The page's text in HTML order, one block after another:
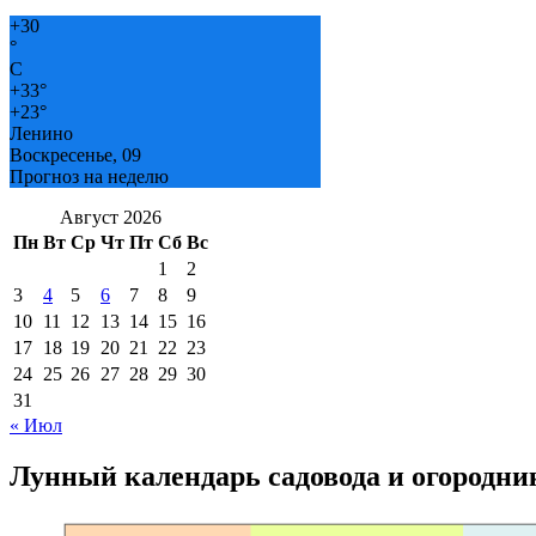
+30
°
C
+33°
+23°
Ленино
Воскресенье, 09
Прогноз на неделю
Август 2026
Пн Вт Ср Чт Пт Сб Вс
1
2
3
4 5 6 7 8
9
10 11 12 13 14 15 16
17 18 19 20 21 22 23
24 25 26 27 28 29 30
31
« Июл
Лунный календарь садовода и